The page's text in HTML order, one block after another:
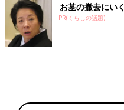
こちらは、まいさんが西松屋
靴がサイズアウトしたので、
いにはもちろん、秋冬っぽい
です。前がガバッと開いて履
お墓の撤去にい
PR(くらしの話題)